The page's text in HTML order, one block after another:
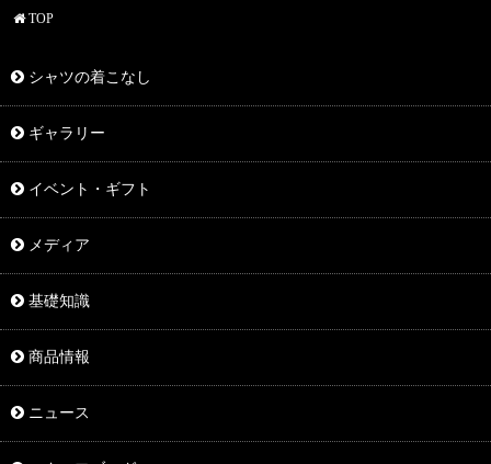
TOP
シャツの着こなし
ギャラリー
イベント・ギフト
メディア
基礎知識
商品情報
ニュース